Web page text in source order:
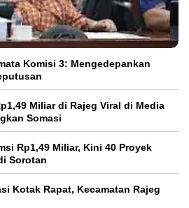
Komisi 3: Mengedepankan
Miliar di Rajeg Viral di Media
Somasi
Rp1,49 Miliar, Kini 40 Proyek
Sorotan
Kotak Rapat, Kecamatan Rajeg